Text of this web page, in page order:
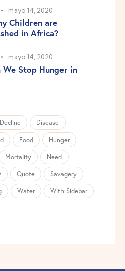
mayo 14, 2020
Children are
in Africa?
mayo 14, 2020
We Stop Hunger in
Decline
Disease
Food
Hunger
Mortality
Need
Quote
Savagery
Water
With Sidebar